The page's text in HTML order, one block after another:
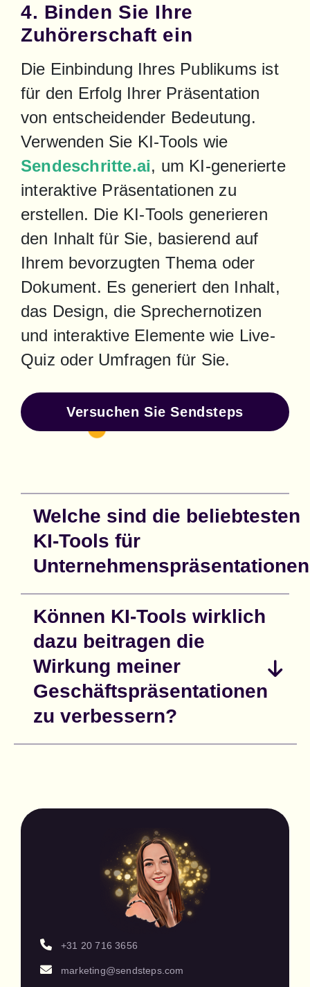
4. Binden Sie Ihre
Zuhörerschaft ein
Die Einbindung Ihres Publikums ist
für den Erfolg Ihrer Präsentation
von entscheidender Bedeutung.
Sendeschritte.ai, um KI-generierte
interaktive Präsentationen zu
erstellen. Die KI-Tools generieren
den Inhalt für Sie, basierend auf
Ihrem bevorzugten Thema oder
Dokument. Es generiert den Inhalt,
das Design, die Sprechernotizen
und interaktive Elemente wie Live-
Quiz oder Umfragen für Sie.
Versuchen Sie Sendsteps
Welche sind die beliebtesten
KI-Tools für
Können KI-Tools wirklich
dazu beitragen die
Wirkung meiner
Geschäftspräsentationen
zu verbessern?
+31 20 716 3656
marketing@sendsteps.com